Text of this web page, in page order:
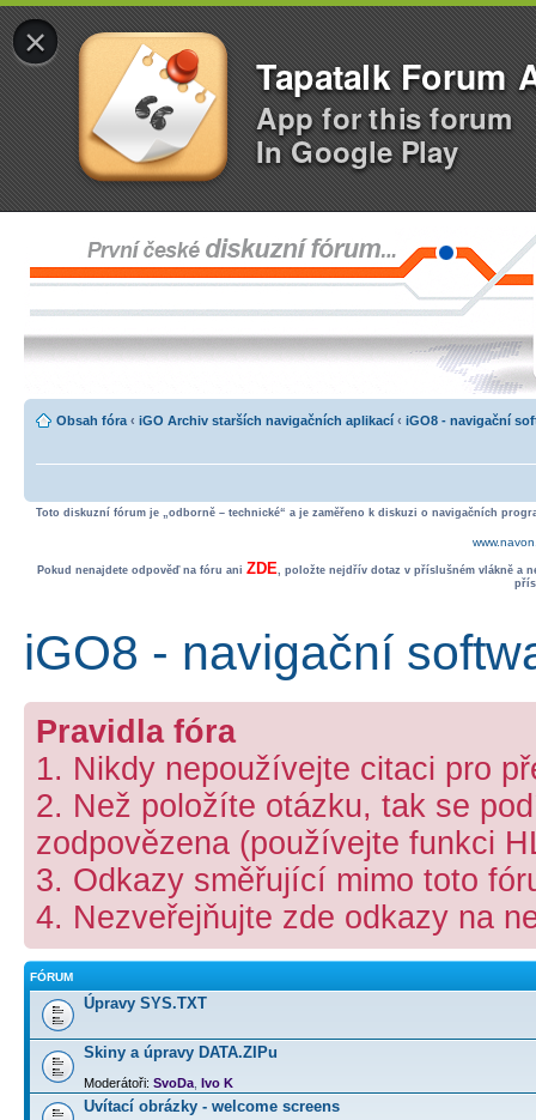
×
Tapatalk Forum
App for this forum
In Google Play
Obsah fóra ‹ iGO Archiv starších navigačních aplikací ‹ iGO8 - navigační
Toto diskuzní fórum je „odborně – technické“ a je zaměřeno k diskuzi o navigačních
Pokud nenajdete odpověď na fóru ani ZDE, položte nejdřív dotaz v příslušném vlákně a
iGO8 - navigační
Pravidla fóra
1. Nikdy nepoužívejte citaci pro
2. Než položíte otázku, tak se
zodpovězena (používejte funkci
3. Odkazy směřující mimo toto
4. Nezveřejňujte zde odkazy na
FÓRUM
Úpravy SYS.TXT
Skiny a úpravy DATA.ZIPu
Moderátoři: SvoDa Ivo K
Uvítací obrázky - welcome screens